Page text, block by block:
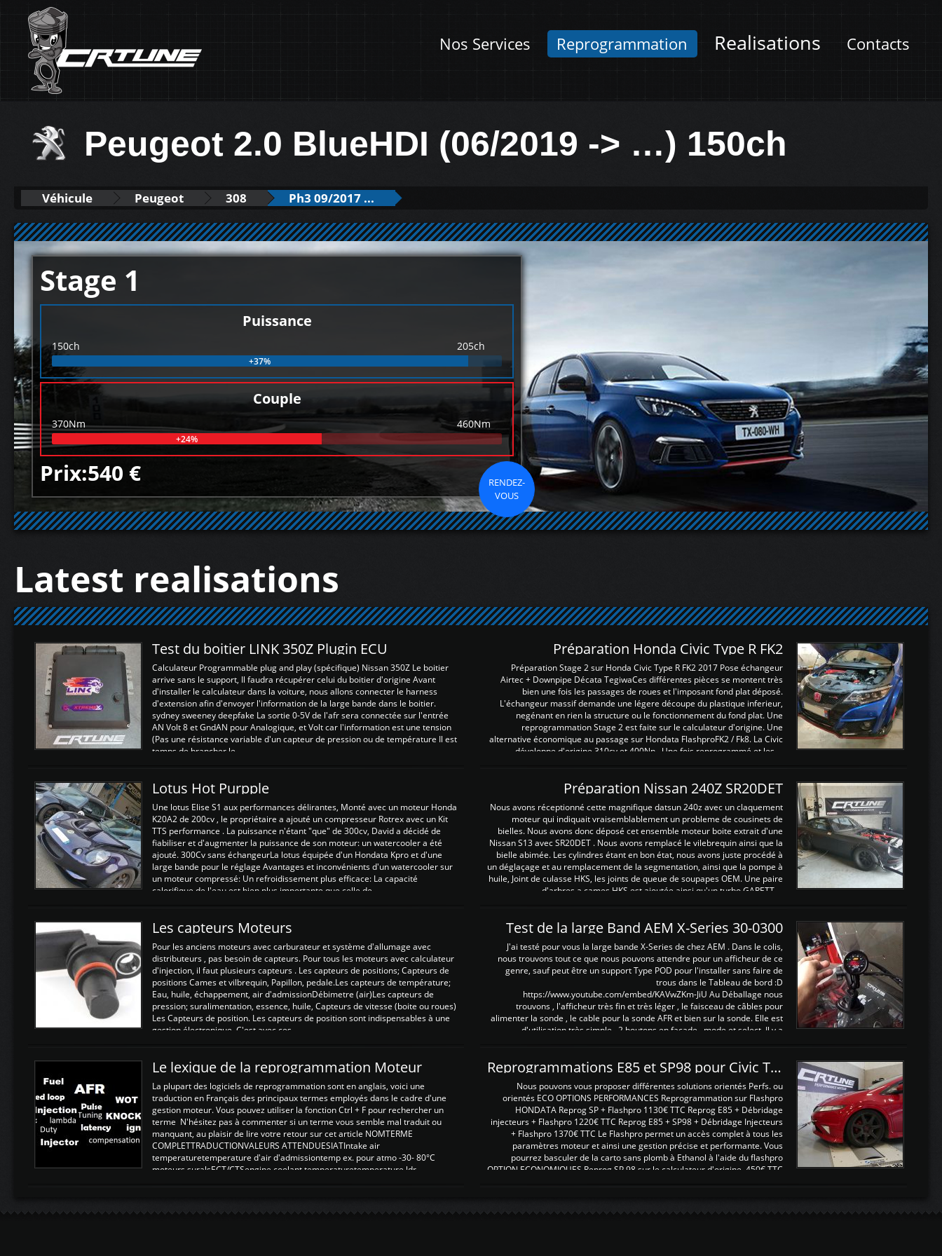
Nos Services Reprogrammation Realisations Contacts
Peugeot 2.0 BlueHDI (06/2019 -> …) 150ch
Véhicule Peugeot 308 Ph3 09/2017 ...
Stage 1
Puissance
150ch 205ch
+37%
Couple
370Nm 460Nm
+24%
Prix:540 €
RENDEZ-
VOUS
Latest realisations
Test du boitier LINK 350Z Plugin ECU
Calculateur Programmable plug and play (spécifique) Nissan 350Z Le boitier
arrive sans le support, Il faudra récupérer celui du boitier d'origine Avant
d'installer le calculateur dans la voiture, nous allons connecter le harness
d'extension afin d'envoyer l'information de la large bande dans le boitier.
sydney sweeney deepfake La sortie 0-5V de l'afr sera connectée sur l'entrée
AN Volt 8 et GndAN pour Analogique, et Volt car l'information est une tension
(Pas une résistance variable d'un capteur de pression ou de température Il est
temps de brancher le ...
Préparation Honda Civic Type R FK2
Préparation Stage 2 sur Honda Civic Type R FK2 2017 Pose échangeur
Airtec + Downpipe Décata TegiwaCes différentes pièces se montent très
bien une fois les passages de roues et l'imposant fond plat déposé.
L'échangeur massif demande une légere découpe du plastique inferieur,
negénant en rien la structure ou le fonctionnement du fond plat. Une
reprogrammation Stage 2 est faite sur le calculateur d'origine. Une
alternative économique au passage sur Hondata FlashproFK2 / Fk8. La Civic
développe d'origine 310cv et 400Nn , Une fois reprogrammé et les ...
Lotus Hot Purpple
Une lotus Elise S1 aux performances délirantes, Monté avec un moteur Honda
K20A2 de 200cv , le propriétaire a ajouté un compresseur Rotrex avec un Kit
TTS performance . La puissance n'étant "que" de 300cv, David a décidé de
fiabiliser et d'augmenter la puissance de son moteur: un watercooler a été
ajouté. 300Cv sans échangeurLa lotus équipée d'un Hondata Kpro et d'une
large bande pour le réglage Avantages et inconvénients d'un watercooler sur
un moteur compressé: Un refroidissement plus efficace: La capacité
calorifique de l'eau est bien plus importante que celle de ...
Préparation Nissan 240Z SR20DET
Nous avons réceptionné cette magnifique datsun 240z avec un claquement
moteur qui indiquait vraisemblablement un probleme de cousinets de
bielles. Nous avons donc déposé cet ensemble moteur boite extrait d'une
Nissan S13 avec SR20DET . Nous avons remplacé le vilebrequin ainsi que la
bielle abimée. Les cylindres étant en bon état, nous avons juste procédé à
un déglaçage et au remplacement de la segmentation, ainsi que la pompe à
huile, Joint de culasse HKS, les joints de queue de soupapes OEM. Une paire
d'arbres a cames HKS est ajoutée ainsi qu'un turbo GARETT ...
Les capteurs Moteurs
Pour les anciens moteurs avec carburateur et système d'allumage avec
distributeurs , pas besoin de capteurs. Pour tous les moteurs avec calculateur
d'injection, il faut plusieurs capteurs . Les capteurs de positions; Capteurs de
positions Cames et vilbrequin, Papillon, pedale.Les capteurs de température;
Eau, huile, échappement, air d'admissionDébimetre (air)Les capteurs de
pression; suralimentation, essence, huile, Capteurs de vitesse (boite ou roues)
Les Capteurs de position. Les capteurs de position sont indispensables à une
gestion électronique. C'est avec ces ...
Test de la large Band AEM X-Series 30-0300
J'ai testé pour vous la large bande X-Series de chez AEM . Dans le colis,
nous trouvons tout ce que nous pouvons attendre pour un afficheur de ce
genre, sauf peut être un support Type POD pour l'installer sans faire de
trous dans le Tableau de bord :D
https://www.youtube.com/embed/KAVwZKm-JiU Au Déballage nous
trouvons , l'afficheur très fin et très léger , le faisceau de câbles pour
alimenter la sonde , le cable pour la sonde AFR et bien sur la sonde. Elle est
d'utilisation très simple , 2 boutons en façade , mode et select. Il y a
Le lexique de la reprogrammation Moteur
La plupart des logiciels de reprogrammation sont en anglais, voici une
traduction en Français des principaux termes employés dans le cadre d'une
gestion moteur. Vous pouvez utiliser la fonction Ctrl + F pour rechercher un
terme N'hésitez pas à commenter si un terme vous semble mal traduit ou
manquant, au plaisir de lire votre retour sur cet article NOMTERME
COMPLETTRADUCTIONVALEURS ATTENDUESIATIntake air
temperaturetemperature d'air d'admissiontemp ex. pour atmo -30- 80°C
moteurs suralsECT/CTSengine coolant temperaturetemperature ldr
Reprogrammations E85 et SP98 pour Civic Type R FN2
Nous pouvons vous proposer différentes solutions orientés Perfs. ou
orientés ECO OPTIONS PERFORMANCES Reprogrammation sur Flashpro
HONDATA Reprog SP + Flashpro 1130€ TTC Reprog E85 + Débridage
injecteurs + Flashpro 1220€ TTC Reprog E85 + SP98 + Débridage Injecteurs
+ Flashpro 1370€ TTC Le Flashpro permet un accès complet à tous les
paramètres moteur et ainsi une gestion précise et performante. Vous
pourrez basculer de la carto sans plomb à Ethanol à l'aide du flashpro
OPTION ECONOMIQUES Reprog SP 98 sur le calculateur d'origine 450€ TTC